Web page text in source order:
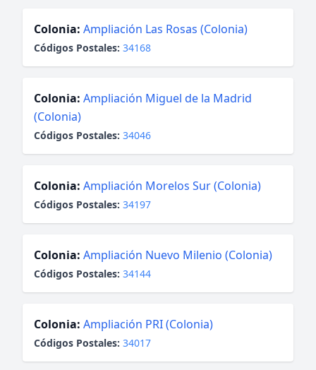
Colonia: Ampliación Las Rosas (Colonia)
Códigos Postales: 34168
Colonia: Ampliación Miguel de la Madrid
(Colonia)
Códigos Postales: 34046
Colonia: Ampliación Morelos Sur (Colonia)
Códigos Postales: 34197
Colonia: Ampliación Nuevo Milenio (Colonia)
Códigos Postales: 34144
Colonia: Ampliación PRI (Colonia)
Códigos Postales: 34017